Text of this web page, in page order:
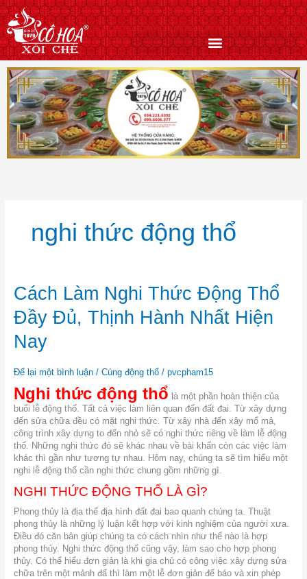
Nhảy
tới
nội
dung
nghi thức động thổ
Cách Làm Nghi Thức Động Thổ
Đầy Đủ, Thịnh Hành Nhất Hiện
Nay
Để lại một bình luận / Cúng động thổ/ pvcpham15
Nghi thức động thổ là một phần hoàn thiện của
buổi lễ động thổ. Tất cả việc làm liên quan đến đất đai. Từ xây dựng
đến sửa chữa đều có mặt nghi thức. Từ xây nhà đến xây mổ mả,
công trình xây dựng to đến nhỏ sẽ có nghi thức riêng về làm lễ động
thổ. Những nghi thức đó sẽ khác nhau về bài khấn còn các việc làm
khác thì gần như tương tự nhau. Hôm nay, chúng ta sẽ tìm hiểu một
nghi lễ động thổ cần nghi thức chung gồm những gì.
NGHI THỨC ĐỘNG THỔ LÀ GÌ?
Phong thủy là địa thế địa hình đất đai bao quanh chúng ta. Thuật
phong thủy là những lý luận kết hợp với kinh nghiệm của người xưa.
Điều đó căn bản giúp chúng ta có cách nhìn như thế nào là hợp
phong thủy. Nghi thức động thổ cũng vậy, làm sao cho hợp phong
thủy. Có thể hiểu đơn giản là khi gia chủ có công việc xây dựng sửa
chữa trên một mảnh đấ thì làm một lễ đơn giản để báo và xin phép
Cách
Làm
Nghi
Thức
Động
Thổ
Đủ,
Hành
Nhất
Hiện
Nay